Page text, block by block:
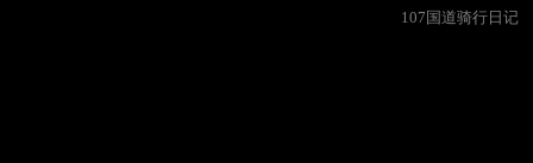
107国道骑行日记